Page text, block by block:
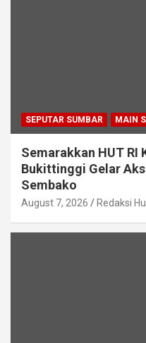
SEPUTAR SUMBAR MAIN
Semarakkan HUT RI
Bukittinggi Gelar
Sembako
August 7, 2026 Redaksi